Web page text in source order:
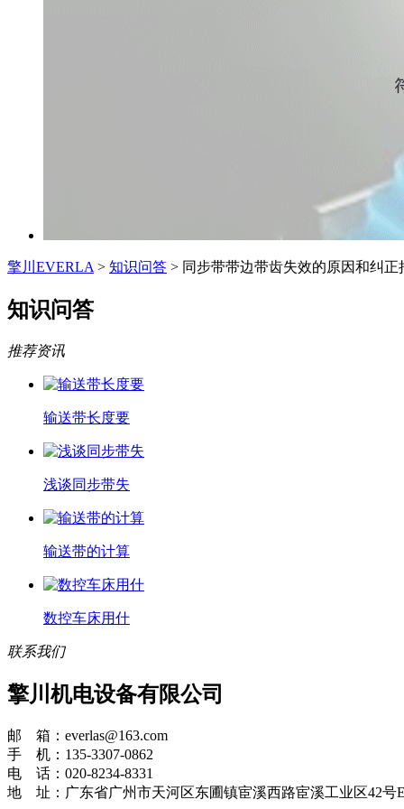
擎川EVERLA > 知识问答 > 同步带带边带齿失效的原因和纠正
知识问答
推荐资讯
输送带长度要
浅谈同步带失
输送带的计算
数控车床用什
联系我们
擎川机电设备有限公司
邮 箱：everlas@163.com
手 机：135-3307-0862
电 话：020-8234-8331
地 址：广东省广州市天河区东圃镇宦溪西路宦溪工业区42号